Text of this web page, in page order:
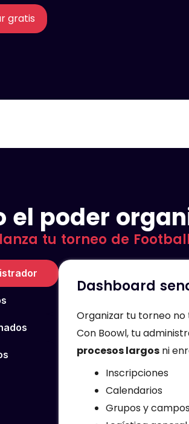
gratis
el poder
tu torneo de
Dashboard
Organizar tu torneo
Con Boowl, tu
procesos largos ni
Inscripciones
Calendarios
Grupos y campos